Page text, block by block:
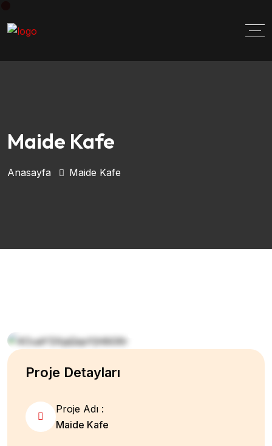
Maide Kafe
Anasayfa Maide Kafe
Proje Detayları
Proje Adı :
Maide Kafe